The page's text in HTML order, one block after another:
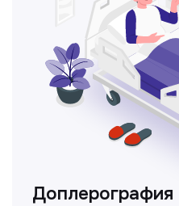
для оценки работы сердца.